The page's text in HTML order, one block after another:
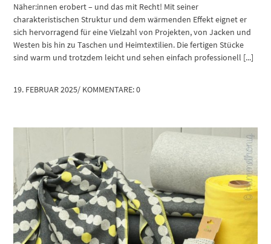
Näher:innen erobert – und das mit Recht! Mit seiner
charakteristischen Struktur und dem wärmenden Effekt eignet er
sich hervorragend für eine Vielzahl von Projekten, von Jacken und
Westen bis hin zu Taschen und Heimtextilien. Die fertigen Stücke
sind warm und trotzdem leicht und sehen einfach professionell [...]
19. FEBRUAR 2025/ KOMMENTARE: 0